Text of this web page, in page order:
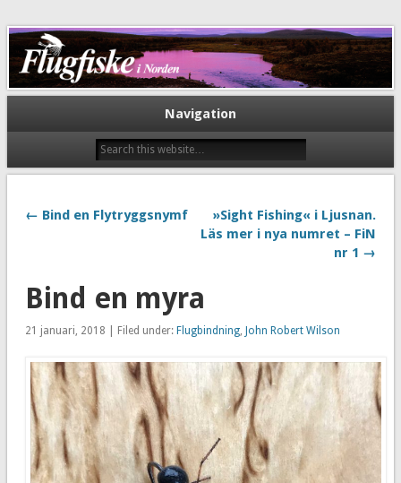
Flugfiske i Norden
Navigation
← Bind en Flytryggsnymf
»Sight Fishing« i Ljusnan.
Läs mer i nya numret – FiN
nr 1 →
Bind en myra
21 januari, 2018 | Filed under: Flugbindning, John Robert Wilson